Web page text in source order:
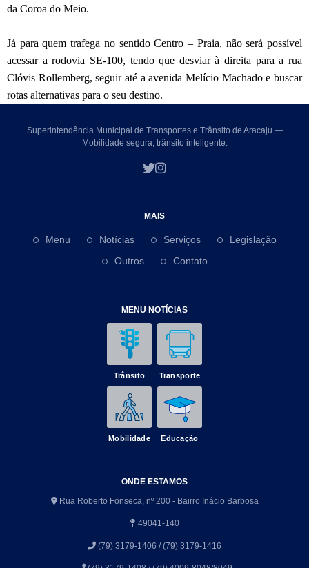
da Coroa do Meio.
Já para quem trafega no sentido Centro – Praia, não será possível
acessar a rodovia SE-100, tendo que desviar à direita para a rua
Clóvis Rollemberg, seguir até a avenida Melício Machado e buscar
rotas alternativas para o seu destino.
Superintendência Municipal de Transportes e Trânsito de Aracaju —
Mobilidade segura, trânsito inteligente.
MAIS
Menu Notícias Serviços
Legislação
Outros
Contato
MENU NOTÍCIAS
Trânsito Transporte
Mobilidade Educação
ONDE ESTAMOS
Rua Roberto Fonseca, nº 200 - Bairro Inácio Barbosa
49041-140
(79) 3179-1406 / (79) 3179-1416